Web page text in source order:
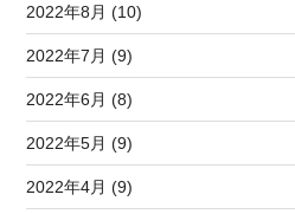
2022年8月 (10)
2022年7月 (9)
2022年6月 (8)
2022年5月 (9)
2022年4月 (9)